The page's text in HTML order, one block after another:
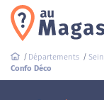
Départements
Confo Déco